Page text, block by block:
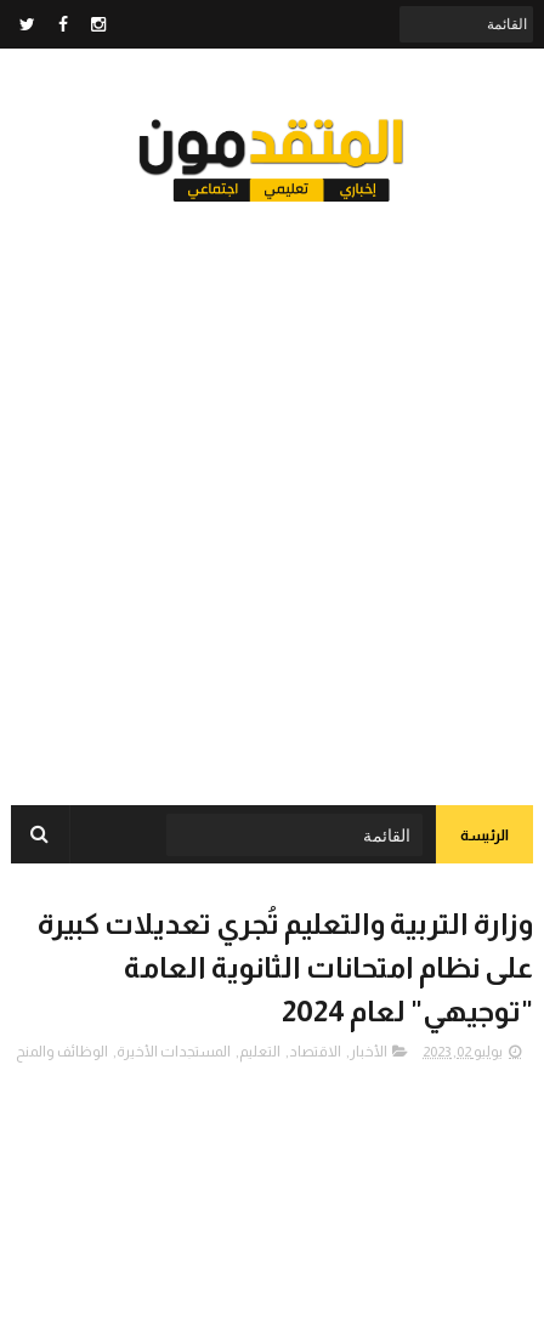
الرئيسة
وزارة التربية والتعليم تُجري تعديلات كبيرة
على نظام امتحانات الثانوية العامة
"توجيهي" لعام 2024
يوليو 02, 2023 الأخبار , الاقتصاد, التعليم, المستجدات الأخيرة, الوظائف والمنح